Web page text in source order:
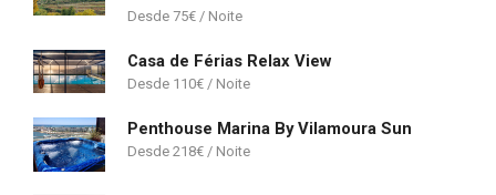
75€
Casa de Férias Relax View
110€
Penthouse Marina By Vilamoura Sun
218€